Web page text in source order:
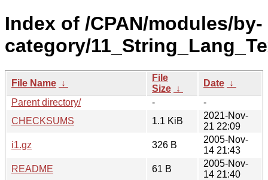
Index of /CPAN/modules/by-
category/
File Name ↓
File
Size ↓
Date ↓
Parent directory/
-
-
CHECKSUMS
1.1 KiB
2021-Nov-
21 22:09
i1.gz
326 B
2005-Nov-
14 21:43
README
61 B
2005-Nov-
14 21:40